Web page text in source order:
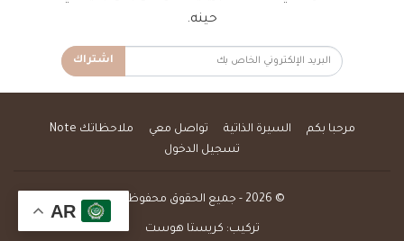
حينه.
اشتراك
مرحبا بكم السيرة الذاتية تواصل معي
ملاحظاتك Note
تسجيل الدخول
© 2026 - جميع الحقوق محفوظة.
تركيب: كريستا هوست
AR